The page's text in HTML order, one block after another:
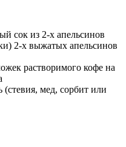
сок из 2-х апельсинов
2-х выжатых апельсинов
растворимого кофе на
(стевия, мед, сорбит или